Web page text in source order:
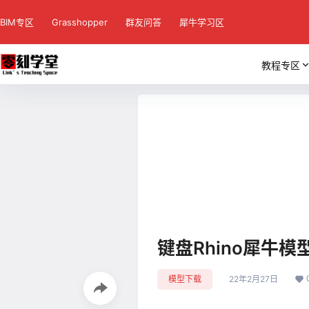
BIM专区 Grasshopper 群友问答 犀牛学习区
教程专区
键盘Rhino犀牛模
模型下载 22年2月27日